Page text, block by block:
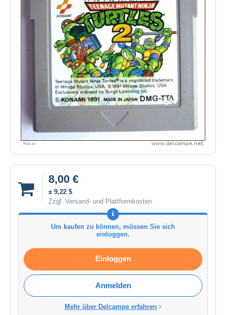
8,00 €
± 9,22 $
Zzgl. Versand- und Plattformkosten
Um kaufen zu können, müssen Sie sich
einloggen.
Einloggen
Anmelden
Mehr über Delcampe erfahren